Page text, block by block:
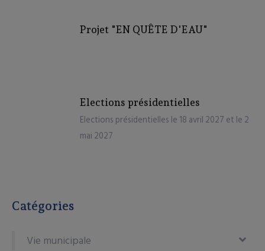
Projet "EN QUÊTE D'EAU"
Elections présidentielles
Elections présidentielles le 18 avril 2027 et le 2
mai 2027
Catégories
Vie municipale